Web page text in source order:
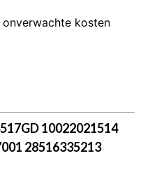
kosten
10022021514
28516335213